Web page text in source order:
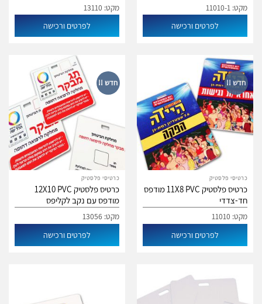
מקט: 11010-1
לפרטים ורכישה
מקט: 13110
לפרטים ורכישה
חדש !!
כרטיסי פלסטיק
כרטיס פלסטיק 11X8 PVC מודפס
חד-צדדי
מקט: 11010
לפרטים ורכישה
חדש !!
כרטיסי פלסטיק
כרטיס פלסטיק 12X10 PVC
מודפס עם נקב לקליפס
מקט: 13056
לפרטים ורכישה